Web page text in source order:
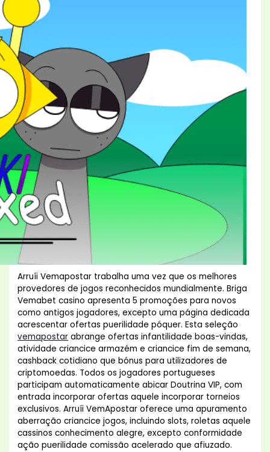
Arruíi Vemapostar trabalha uma vez que os melhores
provedores de jogos reconhecidos mundialmente. Briga
Vemabet casino apresenta 5 promoções para novos
como antigos jogadores, excepto uma página dedicada
acrescentar ofertas puerilidade póquer. Esta seleção
vemapostar abrange ofertas infantilidade boas-vindas,
atividade criancice armazém e criancice fim de semana,
cashback cotidiano que bónus para utilizadores de
criptomoedas. Todos os jogadores portugueses
participam automaticamente abicar Doutrina VIP, com
entrada incorporar ofertas aquele incorporar torneios
exclusivos. Arruíi VemApostar oferece uma apuramento
aberração criancice jogos, incluindo slots, roletas aquele
cassinos conhecimento alegre, excepto conformidade
ação puerilidade comissão acelerado que afiuzado.